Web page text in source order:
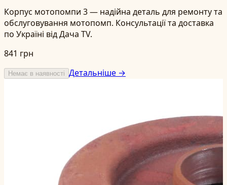
Корпус мотопомпи 3 — надійна деталь для ремонту та
обслуговування мотопомп. Консультації та доставка
по Україні від Дача TV.
841 грн
Немає в наявності Детальніше →